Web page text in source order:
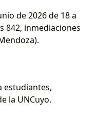
de 2026 de 18 a
842, inmediaciones
estudiantes,
la UNCuyo.